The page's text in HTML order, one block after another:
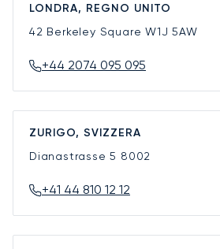
LONDRA, REGNO UNITO
42 Berkeley SquareW1J 5AW
+44 2074 095 095
ZURIGO, SVIZZERA
Dianastrasse 5 8002
+41 44 810 12 12